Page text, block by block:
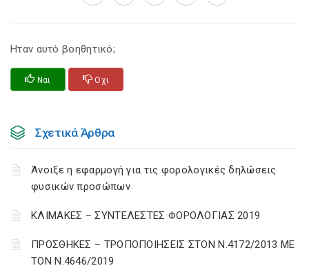
Ηταν αυτό βοηθητικό;
Ναι Οχι
Σχετικά Άρθρα
Άνοιξε η εφαρμογή για τις φορολογικές δηλώσεις
φυσικών προσώπων
ΚΛΙΜΑΚΕΣ – ΣΥΝΤΕΛΕΣΤΕΣ ΦΟΡΟΛΟΓΙΑΣ 2019
ΠΡΟΣΘΗΚΕΣ – ΤΡΟΠΟΠΟΙΗΣΕΙΣ ΣΤΟΝ Ν.4172/2013 ΜΕ
ΤΟΝ Ν.4646/2019